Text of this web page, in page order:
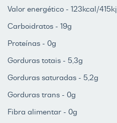
Valor energético - 123kcal/415kj
Carboidratos - 19g
Proteínas - 0g
Gorduras totais - 5,3g
Gorduras saturadas - 5,2g
Gorduras trans - 0g
Fibra alimentar - 0g